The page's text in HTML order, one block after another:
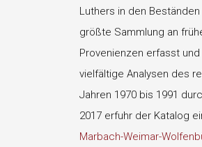
Luthers in den
größte Sammlung an
Provenienzen erfasst
vielfältige Analysen des
Jahren 1970 bis 1991
2017 erfuhr der Katalog
Marbach-Weimar-